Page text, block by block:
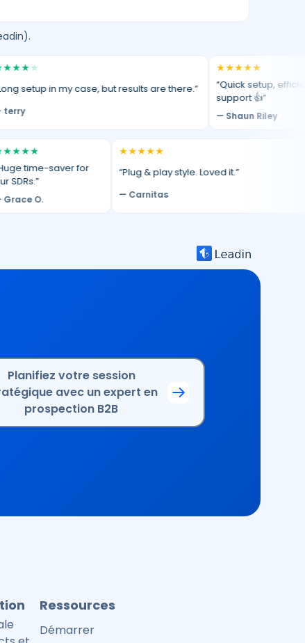
★
in my case, but results are there.”
★★
“Quick setup, efficient
support 👍”
— Shaun Riley
★
saver for
O.
★★
“Plug & play style. Loved it.”
— Carnitas
Planifiez votre session
avec un expert en
prospection B2B
Ressources
Démarrer